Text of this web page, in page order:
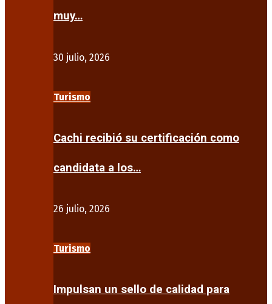
muy…
30 julio, 2026
Turismo
Cachi recibió su certificación como
candidata a los…
26 julio, 2026
Turismo
Impulsan un sello de calidad para